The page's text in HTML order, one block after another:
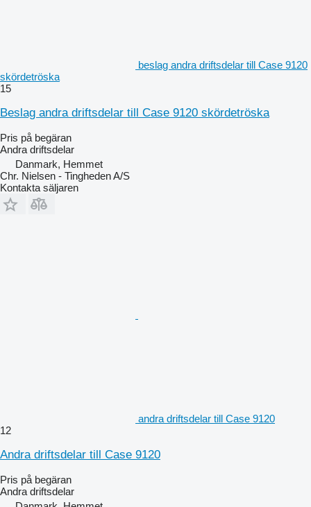
beslag andra driftsdelar till Case 9120
skördetröska
15
Beslag andra driftsdelar till Case 9120 skördetröska
Pris på begäran
Andra driftsdelar
Danmark, Hemmet
Chr. Nielsen - Tingheden A/S
Kontakta säljaren
andra driftsdelar till Case 9120
12
Andra driftsdelar till Case 9120
Pris på begäran
Andra driftsdelar